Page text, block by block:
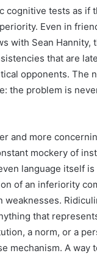
cognitive tests as if
Even in
with Sean Hannity,
that are
opponents. The
the problem is
and more
mockery of
language itself
of an inferiority
weaknesses.
that
a norm, or a
mechanism. A way